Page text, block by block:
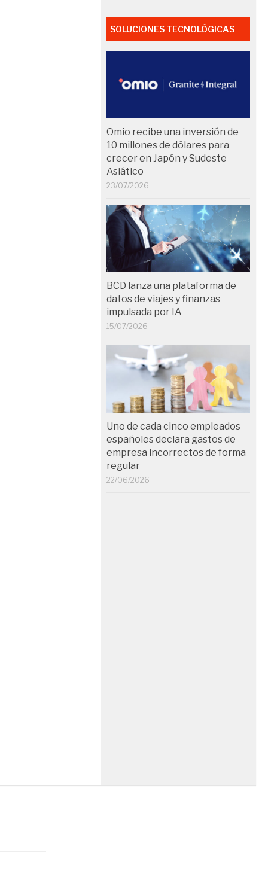
SOLUCIONES TECNOLÓGICAS
Omio recibe una inversión de
10 millones de dólares para
crecer en Japón y Sudeste
Asiático
23/07/2026
BCD lanza una plataforma de
datos de viajes y finanzas
impulsada por IA
15/07/2026
Uno de cada cinco empleados
españoles declara gastos de
empresa incorrectos de forma
regular
22/06/2026